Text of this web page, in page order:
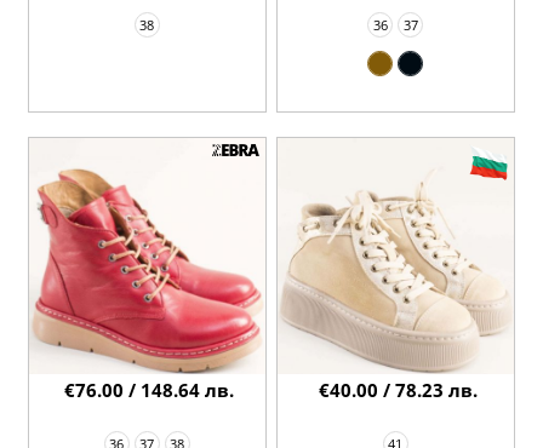
38 36 37
36 37 38
€76.00 / 148.64 лв.
41
€40.00 / 78.23 лв.